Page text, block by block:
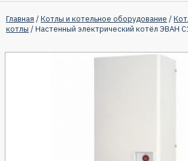
Главная /Котлы и котельное оборудование /
котлы / Настенный электрический котёл ЭВАН